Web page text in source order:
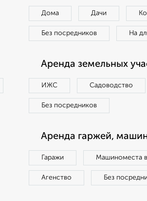
Дома Дачи
Без посредников На
Аренда земельных
ИЖС Садоводство
Без посредников
Аренда гаржей,
Гаражи Машиноместа в
Агенство Без